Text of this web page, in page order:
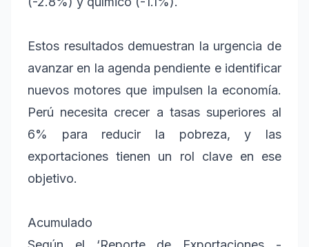
Estos resultados demuestran la urgencia de
avanzar en la agenda pendiente e identificar
nuevos motores que impulsen la economía.
Perú necesita crecer a tasas superiores al
6% para reducir la pobreza, y las
exportaciones tienen un rol clave en ese
objetivo.
Acumulado